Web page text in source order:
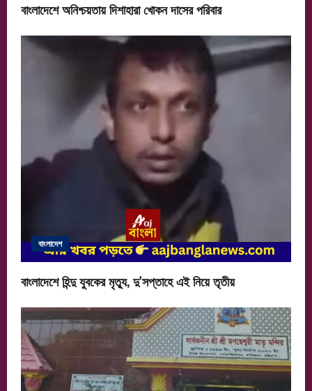
বাংলাদেশে অনিশ্চয়তায় দিশাহারা খোকন দাসের পরিবার
বাংলাদেশ
বাংলাদেশে হিন্দু যুবকের মৃত্যু, দু’সপ্তাহে এই নিয়ে তৃতীয়